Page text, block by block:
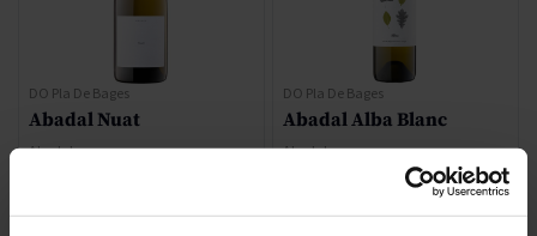
DO Pla De Bages
Abadal Nuat
Abadal
DO Pla De Bages
Abadal Alba Blanc
Abadal